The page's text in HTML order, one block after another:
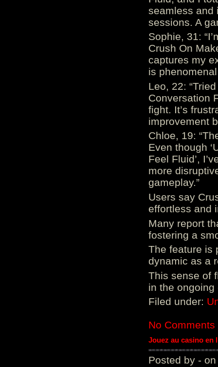
seamless and
sessions. A
Sophie, 31:
Crush On
captures my
is
Leo, 22:
Conversation
fight. It’s
improvement
Chloe, 19:
Even though
Feel Fluid’,
more
gameplay.”
Users say
effortless and
Many report
fostering a
The feature is
dynamic as a
This sense of
in the ongoing
Filed under:
No Comments
Jouez au casino en
Posted by - on